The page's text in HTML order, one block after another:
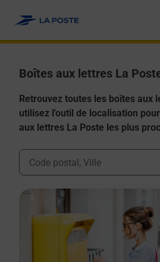
Boîtes aux lettres La
Retrouvez toutes les boîtes aux
utilisez l'outil de localisation
aux lettres La Poste les plus
Ville, Département, Code Postal